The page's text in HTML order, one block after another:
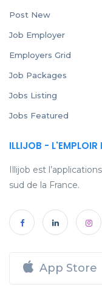
Post New
Job Employer
Employers Grid
Job Packages
Jobs Listing
Jobs Featured
ILLIJOB - L'EMPLOIR
Illijob est
sud de la France.
App Store